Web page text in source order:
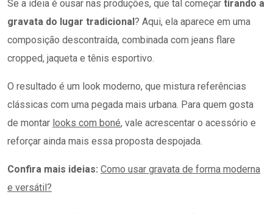
Se a ideia é ousar nas produções, que tal começar tirando a
gravata do lugar tradicional? Aqui, ela aparece em uma
composição descontraída, combinada com jeans flare
cropped, jaqueta e tênis esportivo.
O resultado é um look moderno, que mistura referências
clássicas com uma pegada mais urbana. Para quem gosta
de montar looks com boné, vale acrescentar o acessório e
reforçar ainda mais essa proposta despojada.
Confira mais ideias: Como usar gravata de forma moderna
e versátil?